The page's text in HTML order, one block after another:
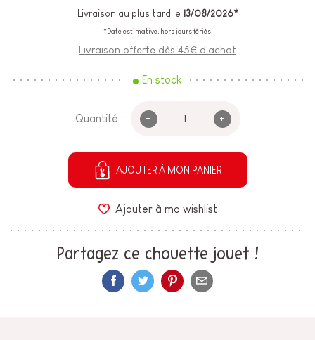
Livraison au plus tard le 13/08/2026*
*Date estimative, hors jours fériés.
Livraison offerte dès 45€ d'achat
En stock
Quantité : - +
AJOUTER À MON PANIER
Ajouter à ma wishlist
Partagez ce chouette jouet !